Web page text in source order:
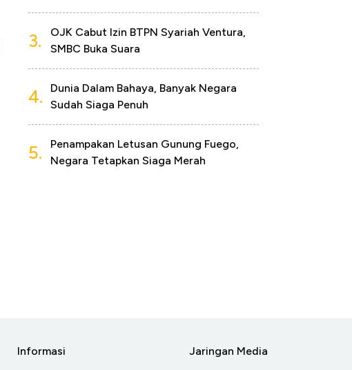
3.
OJK Cabut Izin BTPN Syariah Ventura,
SMBC Buka Suara
4.
Dunia Dalam Bahaya, Banyak Negara
Sudah Siaga Penuh
5.
Penampakan Letusan Gunung Fuego,
Negara Tetapkan Siaga Merah
Informasi Jaringan Media